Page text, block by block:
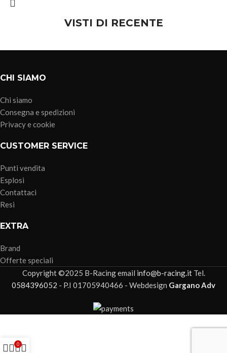
VISTI DI RECENTE
CHI SIAMO
Chi siamo
Consegna e spedizioni
Privacy e cookie
CUSTOMER SERVICE
Punti vendita
Esplosi
Contattaci
Resi
EXTRA
Brand
Offerte speciali
Copyright ©2025 B-Racing email info@b-racing.itTel.
0584396052 - P.I 01705940466 - Webdesign Gargano Adv
0